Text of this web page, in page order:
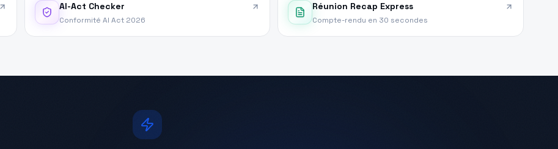
AI-Act Checker
Conformité AI Act 2026
Réunion Recap Express
Compte-rendu en 30 secondes